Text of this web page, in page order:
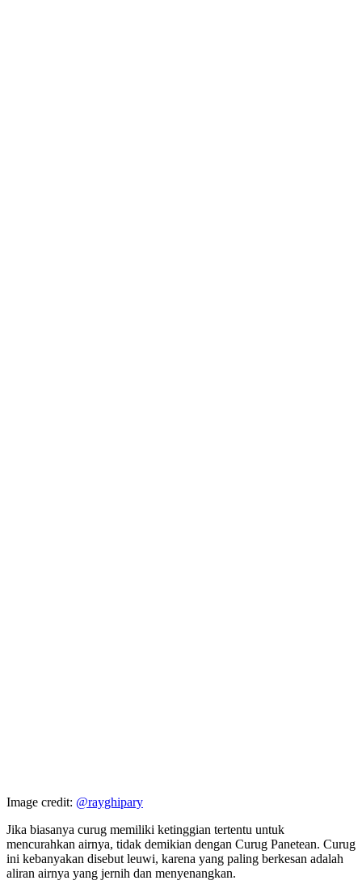
Image credit: @rayghipary
Jika biasanya curug memiliki ketinggian tertentu untuk
mencurahkan airnya, tidak demikian dengan Curug Panetean. Curug
ini kebanyakan disebut leuwi, karena yang paling berkesan adalah
aliran airnya yang jernih dan menyenangkan.